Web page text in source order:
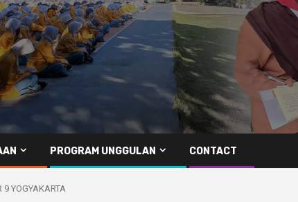
PROGRAM UNGGULAN CONTACT
YOGYAKARTA